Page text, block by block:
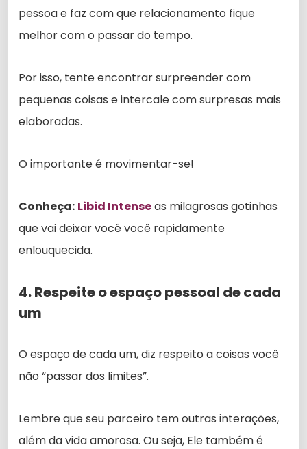
pessoa e faz com que relacionamento fique
melhor com o passar do tempo.
Por isso, tente encontrar surpreender com
pequenas coisas e intercale com surpresas mais
elaboradas.
O importante é movimentar-se!
Conheça: Libid Intenseas milagrosas gotinhas
que vai deixar você você rapidamente
enlouquecida.
4. Respeite o espaço pessoal de cada
um
O espaço de cada um, diz respeito a coisas você
não “passar dos limites”.
Lembre que seu parceiro tem outras interações,
além da vida amorosa. Ou seja, Ele também é